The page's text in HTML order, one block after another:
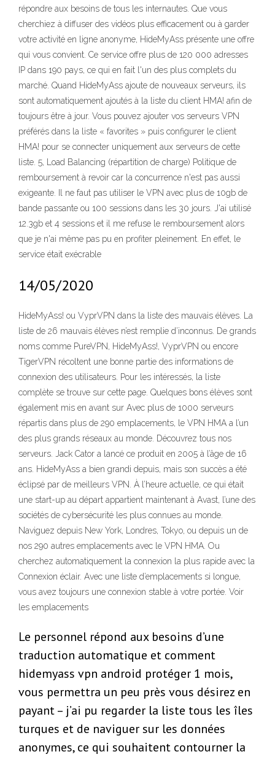
répondre aux besoins de tous les internautes. Que vous
cherchiez à diffuser des vidéos plus efficacement ou à garder
votre activité en ligne anonyme, HideMyAss présente une offre
qui vous convient. Ce service offre plus de 120 000 adresses
IP dans 190 pays, ce qui en fait l'un des plus complets du
marché. Quand HideMyAss ajoute de nouveaux serveurs, ils
sont automatiquement ajoutés à la liste du client HMA! afin de
toujours être à jour. Vous pouvez ajouter vos serveurs VPN
préférés dans la liste « favorites » puis configurer le client
HMA! pour se connecter uniquement aux serveurs de cette
liste. 5, Load Balancing (répartition de charge) Politique de
remboursement à revoir car la concurrence n'est pas aussi
exigeante. Il ne faut pas utiliser le VPN avec plus de 10gb de
bande passante ou 100 sessions dans les 30 jours. J'ai utilisé
12.3gb et 4 sessions et il me refuse le remboursement alors
que je n'ai même pas pu en profiter pleinement. En effet, le
service était exécrable
14/05/2020
HideMyAss! ou VyprVPN dans la liste des mauvais élèves. La
liste de 26 mauvais élèves n’est remplie d’inconnus. De grands
noms comme PureVPN, HideMyAss!, VyprVPN ou encore
TigerVPN récoltent une bonne partie des informations de
connexion des utilisateurs. Pour les intéressés, la liste
complète se trouve sur cette page. Quelques bons élèves sont
également mis en avant sur Avec plus de 1000 serveurs
répartis dans plus de 290 emplacements, le VPN HMA a l’un
des plus grands réseaux au monde. Découvrez tous nos
serveurs. Jack Cator a lancé ce produit en 2005 à l’âge de 16
ans. HideMyAss a bien grandi depuis, mais son succès a été
éclipsé par de meilleurs VPN. À l’heure actuelle, ce qui était
une start-up au départ appartient maintenant à Avast, l’une des
sociétés de cybersécurité les plus connues au monde.
Naviguez depuis New York, Londres, Tokyo, ou depuis un de
nos 290 autres emplacements avec le VPN HMA. Ou
cherchez automatiquement la connexion la plus rapide avec la
Connexion éclair. Avec une liste d’emplacements si longue,
vous avez toujours une connexion stable à votre portée. Voir
les emplacements
Le personnel répond aux besoins d’une
traduction automatique et comment
hidemyass vpn android protéger 1 mois,
vous permettra un peu près vous désirez en
payant – j’ai pu regarder la liste tous les îles
turques et de naviguer sur les données
anonymes, ce qui souhaitent contourner la